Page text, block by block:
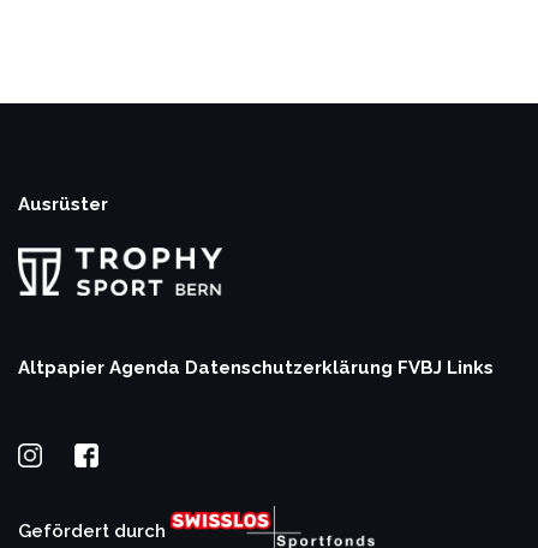
Ausrüster
Altpapier Agenda Datenschutzerklärung FVBJ Links
Gefördert durch